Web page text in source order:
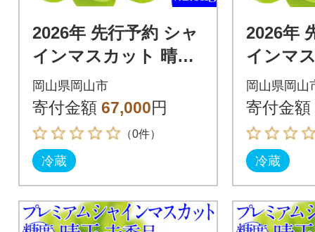
2026年 先行予約 シャ
インマスカット 晴王
約2kg 3～5房 岡山県
産 9月～10月順次発送
岡山県岡山市
寄付金額 67,000円
（0件）
冷蔵
2026年
インマ
2房 約
9月～10
岡山県岡山
寄付金額
冷蔵